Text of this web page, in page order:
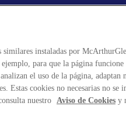
instaladas por
para que la página funcione
el uso de la página, adaptan
Estas cookies no necesarias no se
nuestro Aviso de Cookies y